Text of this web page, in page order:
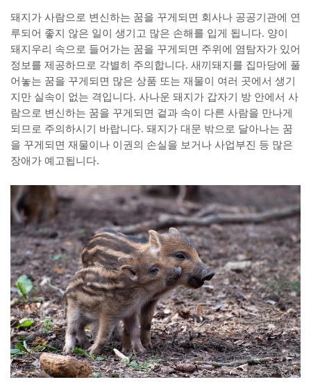
돼지가 사람으로 변신하는 꿈을 꾸게되면 회사나 공공기관에 연
루되어 좋지 않은 일이 생기고 많은 손해를 입게 됩니다. 양이
돼지우리 속으로 들어가는 꿈을 꾸게되면 주위에 염탐자가 있어
정보를 제공하므로 각별히 주의합니다. 새끼돼지를 집마당에 풀
어놓는 꿈을 꾸게되면 많은 상품 또는 재물이 여러 곳에서 생기
지만 실속이 없는 격입니다. 사나운 돼지가 갑자기 방 안에서 사
람으로 변신하는 꿈을 꾸게되면 겉과 속이 다른 사람을 만나게
되므로 주의하시기 바랍니다. 돼지가 대문 밖으로 달아나는 꿈
을 꾸게되면 재물이나 이권의 손실을 보거나 사업부진 등 많은
장애가 예고됩니다.